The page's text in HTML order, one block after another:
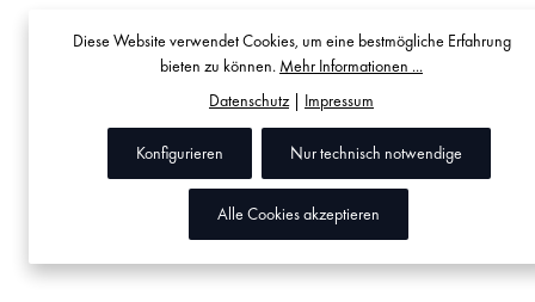
Diese Website verwendet Cookies, um eine bestmögliche Erfahrung
bieten zu können. Mehr Informationen ...
Datenschutz| Impressum
Nur technisch notwendige
Konfigurieren
Alle Cookies akzeptieren